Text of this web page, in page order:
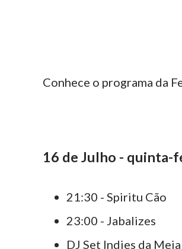
Conhece o programa da
16 de Julho - quinta-
21:30 - Spiritu Cão
23:00 - Jabalizes
DJ Set Indies da